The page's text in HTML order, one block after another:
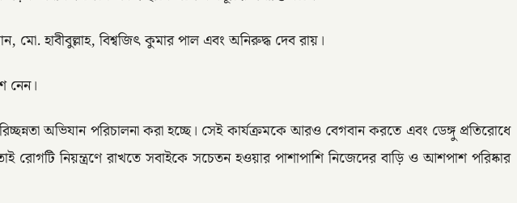
হাবীবুল্লাহ, বিশ্বজিৎ কুমার পাল এবং অনিরুদ্ধ দেব রায়।
নেন।
অভিযান পরিচালনা করা হচ্ছে। সেই কার্যক্রমকে আরও বেগবান করতে এবং ডেঙ্গু প্রতিরোধে
নিয়ন্ত্রণে রাখতে সবাইকে সচেতন হওয়ার পাশাপাশি নিজেদের বাড়ি ও আশপাশ পরিষ্কার